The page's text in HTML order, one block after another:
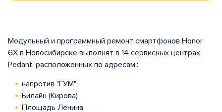
Модульный и программный ремонт смартфонов Honor
6X в Новосибирске выполнят в 14 сервисных центрах
Pedant, расположенных по адресам::
напротив "ГУМ"
Билайн (Кирова)
Площадь Ленина